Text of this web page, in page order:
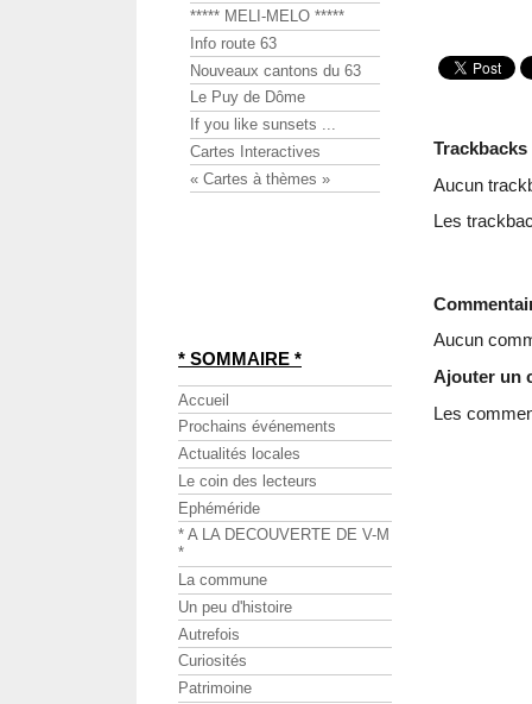
Trackbacks
Aucun
Les
Aucun
Ajouter un
Les
***** MELI-MELO *****
Info route 63
Nouveaux cantons du 63
Le Puy de Dôme
If you like sunsets ...
Cartes Interactives
« Cartes à thèmes »
* SOMMAIRE *
Accueil
Prochains événements
Actualités locales
Le coin des lecteurs
Ephéméride
* A LA DECOUVERTE DE V-M
*
La commune
Un peu d'histoire
Autrefois
Curiosités
Patrimoine